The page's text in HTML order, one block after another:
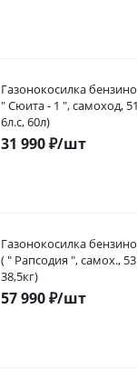
Газонокосилка
" Сюита - 1 ", самоход,
6л.с, 60л)
31 990₽/шт
Газонокосилка
( " Рапсодия ", самох.,
38,5кг)
57 990₽/шт